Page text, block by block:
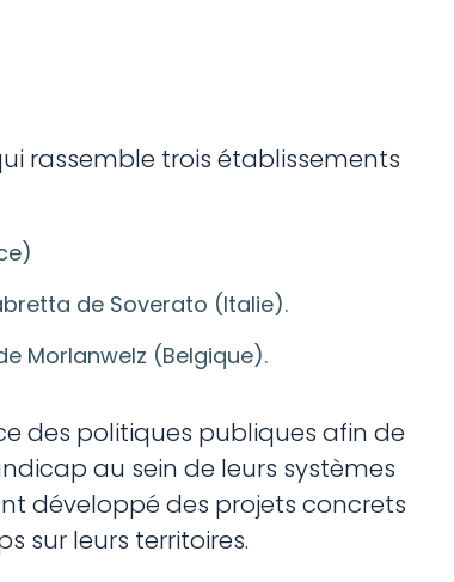
rassemble trois établissements
de Soverato (Italie).
Morlanwelz (Belgique).
des politiques publiques afin de
au sein de leurs systèmes
développé des projets concrets
sur leurs territoires.